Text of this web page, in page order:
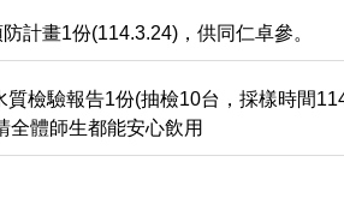
計畫1份(114.3.24)，供同仁卓參。
質檢驗報告1份(抽檢10台，採樣時間
全體師生都能安心飲用